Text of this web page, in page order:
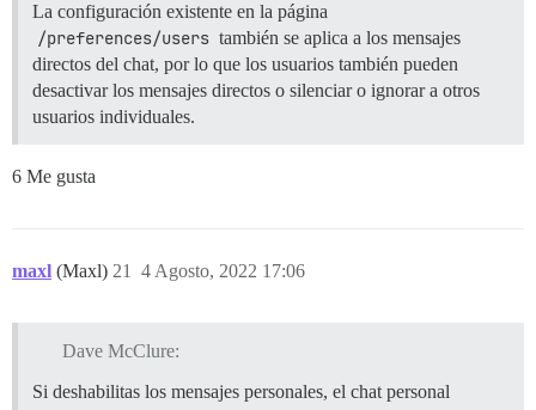
La configuración existente en la página
/preferences/users también se aplica a los mensajes
directos del chat, por lo que los usuarios también pueden
desactivar los mensajes directos o silenciar o ignorar a otros
usuarios individuales.
6 Me gusta
maxl (Maxl) 4 Agosto, 2022 17:06
21
Dave McClure:
Si deshabilitas los mensajes personales, el chat personal